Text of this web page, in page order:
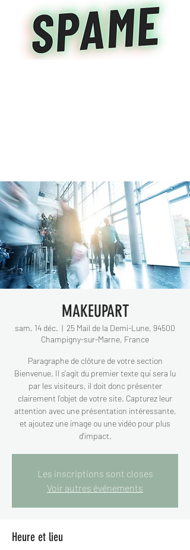
MAKEUPART
sam. 14 déc.
  |
25 Mail de la Demi-Lune, 94500
Champigny-sur-Marne, France
Paragraphe de clôture de votre section
Bienvenue. Il s'agit du premier texte qui sera lu
par les visiteurs, il doit donc présenter
clairement l'objet de votre site. Capturez leur
attention avec une présentation intéressante,
et ajoutez une image ou une vidéo pour plus
d'impact.
Les inscriptions sont closes
Voir autres événements
Heure et lieu